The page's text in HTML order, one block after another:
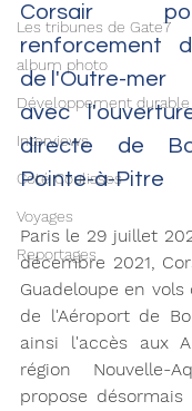
Les tribunes de Gate7
album photo
Développement durable
Interviews
Coté Coulisses
Voyages
Reportages
Corsair
renforcement
de l'Outre-mer
avec
directe de
Pointe-à-Pitre
Paris le 29 juillet
décembre 2021,
Guadeloupe en
de l'Aéroport de
ainsi l'accès aux
région Nouvelle-
propose